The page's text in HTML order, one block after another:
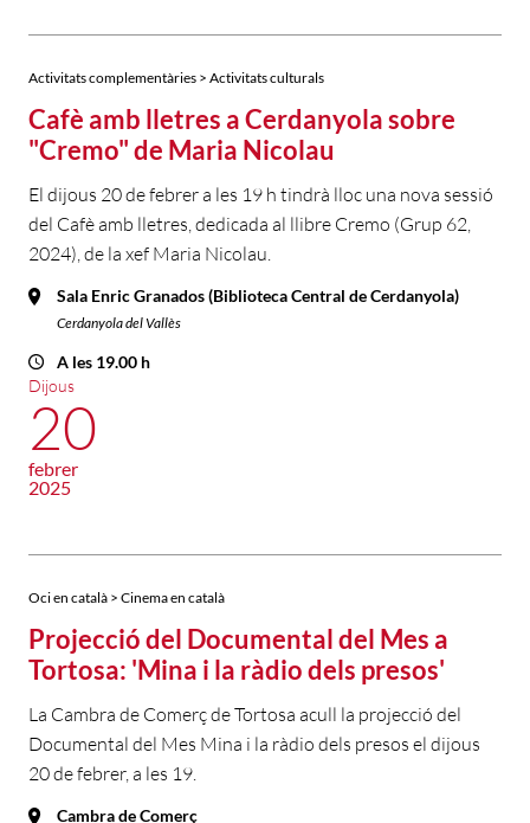
Activitats complementàries > Activitats culturals
Cafè amb lletres a Cerdanyola sobre
"Cremo" de Maria Nicolau
El dijous 20 de febrer a les 19 h tindrà lloc una nova sessió
del Cafè amb lletres, dedicada al llibre Cremo (Grup 62,
2024), de la xef Maria Nicolau.
Sala Enric Granados (Biblioteca Central de Cerdanyola)
Cerdanyola del Vallès
A les 19.00 h
Dijous
20
febrer
2025
Oci en català > Cinema en català
Projecció del Documental del Mes a
Tortosa: 'Mina i la ràdio dels presos'
La Cambra de Comerç de Tortosa acull la projecció del
Documental del Mes Mina i la ràdio dels presos el dijous
20 de febrer, a les 19.
Cambra de Comerç